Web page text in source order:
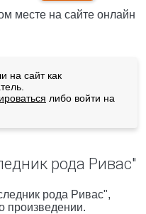
месте на сайте онлайн
на сайт как
либо войти на
рода Ривас"
рода Ривас",
произведении.